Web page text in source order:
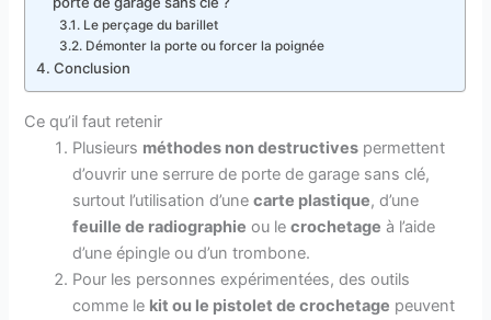
Le perçage du barillet
Démonter la porte ou forcer la poignée
Conclusion
Ce qu’il faut retenir
Plusieurs méthodes non destructives permettent
d’ouvrir une serrure de porte de garage sans clé,
surtout l’utilisation d’unecarte plastique, d’une
feuille de radiographie ou lecrochetage à l’aide
d’une épingle ou d’un trombone.
Pour les personnes expérimentées, des outils
comme le kit ou le pistolet de crochetage peuvent